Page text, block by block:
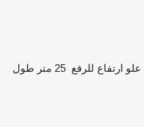
علو ارتفاع للرفع 25 متر
طول